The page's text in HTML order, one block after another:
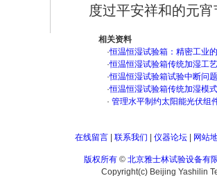
度过平安祥和的元宵
相关资料
·恒温恒湿试验箱：精密工业
·恒温恒湿试验箱传统加湿工
·恒温恒湿试验箱试验中断问
·恒温恒湿试验箱传统加湿模
· 管理水平制约太阳能光伏组
在线留言| 联系我们 仪器论坛| 网站
版权所有 © 北京雅士林试验设备有
Copyright(c) Beijing Yashilin